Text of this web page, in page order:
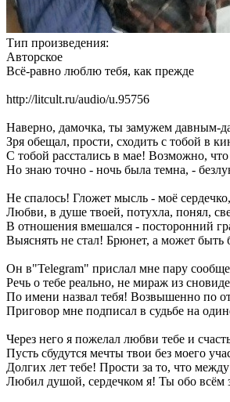
Тип произведения:
Авторское
Всё-равно люблю тебя, как прежде
http://litcult.ru/audio/u.95756
Наверно, дамочка, ты замужем давным-
Зря обещал, прости, сходить с тобой в
С тобой расстались в мае! Возможно,
Но знаю точно - ночь была темна, -
Не спалось! Гложет мысль - моё сердечко,
Любви, в душе твоей, потухла, понял,
В отношения вмешался - посторонний
Выяснять не стал! Брюнет, а может быть
Он в"Telegram" прислал мне пару
Речь о тебе реально, не мираж из
По имени назвал тебя! Возвышенно по
Приговор мне подписал в судьбе на
Через него я пожелал любви тебе и
Пусть сбудутся мечты твои без моего
Долгих лет тебе! Прости за то, что
Любил душой, сердечком я! Ты обо всём